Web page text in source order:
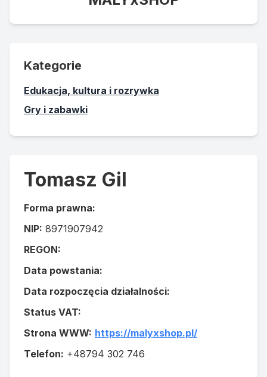
Kategorie
Edukacja, kultura i rozrywka
Gry i zabawki
Tomasz Gil
Forma prawna:
NIP: 8971907942
REGON:
Data powstania:
Data rozpoczęcia działalności:
Status VAT:
Strona WWW: https://malyxshop.pl/
Telefon: +48794 302 746